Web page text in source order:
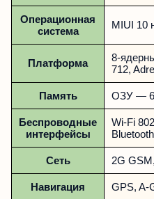
Операционная
система
MIUI 10
Платформа
8-
712,
Память ОЗУ — 6
Беспроводные
интерфейсы
Wi-Fi
Сеть 2G
Навигация GPS, A-